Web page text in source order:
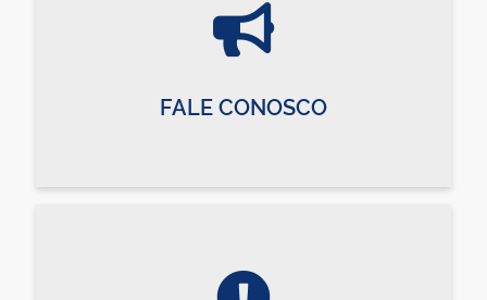
FALE CONOSCO